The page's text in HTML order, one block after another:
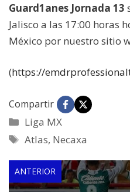
Guard1anes Jornada 13
Jalisco a las 17:00 horas
México por nuestro sitio
(https://
Compartir
Categorías
Liga MX
Etiquetas
Atlas, Necaxa
ANTERIOR